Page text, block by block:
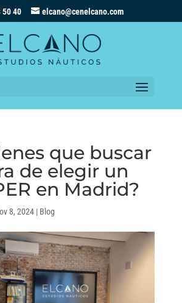
50 40 elcano@cenelcano.com
que buscar
de elegir un
en Madrid?
8, 2024| Blog